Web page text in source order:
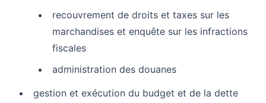
recouvrement de droits et taxes sur les
marchandises et enquête sur les infractions
fiscales
administration des douanes
gestion et exécution du budget et de la dette